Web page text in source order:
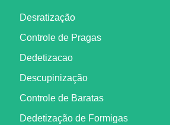
Desratização
Controle de Pragas
Dedetizacao
Descupinização
Controle de Baratas
Dedetização de Formigas